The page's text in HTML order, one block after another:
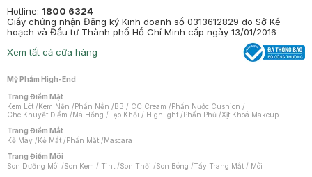
Hotline: 1800 6324
Giấy chứng nhận Đăng ký Kinh doanh số 0313612829 do Sở Kế
hoạch và Đầu tư Thành phố Hồ Chí Minh cấp ngày 13/01/2016
Xem tất cả cửa hàng
Mỹ Phẩm High-End
Trang Điểm Mặt
Kem Lót /Kem Nền /Phấn Nền /BB / CC Cream /Phấn Nước Cushion /
Che Khuyết Điểm /Má Hồng /Tạo Khối / Highlight /Phấn Phủ /Xịt Khoá Makeup
Trang Điểm Mắt
Kẻ Mày /Kẻ Mắt /Phấn Mắt /Mascara
Trang Điểm Môi
Son Dưỡng Môi /Son Kem / Tint /Son Thỏi /Son Bóng /Tẩy Trang Mắt / Môi